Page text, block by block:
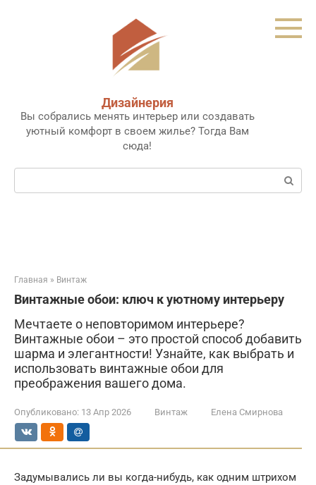
Дизайнерия
Вы собрались менять интерьер или создавать
уютный комфорт в своем жилье? Тогда Вам
сюда!
Поиск:
Главная » Винтаж
Винтажные обои: ключ к уютному интерьеру
Мечтаете о неповторимом интерьере?
Винтажные обои – это простой способ добавить
шарма и элегантности! Узнайте, как выбрать и
использовать винтажные обои для
преображения вашего дома.
Опубликовано: 13 Апр 2026 Винтаж Елена Смирнова
Задумывались ли вы когда-нибудь, как одним штрихом